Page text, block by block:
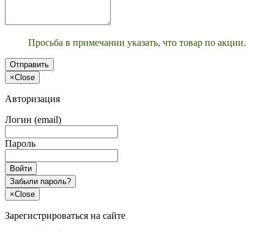
Просьба в примечании указать, что товар по акции.
Отправить
×Close
Авторизация
Логин (email)
Пароль
Войти
Забыли пароль?
×Close
Зарегистрироваться на сайте